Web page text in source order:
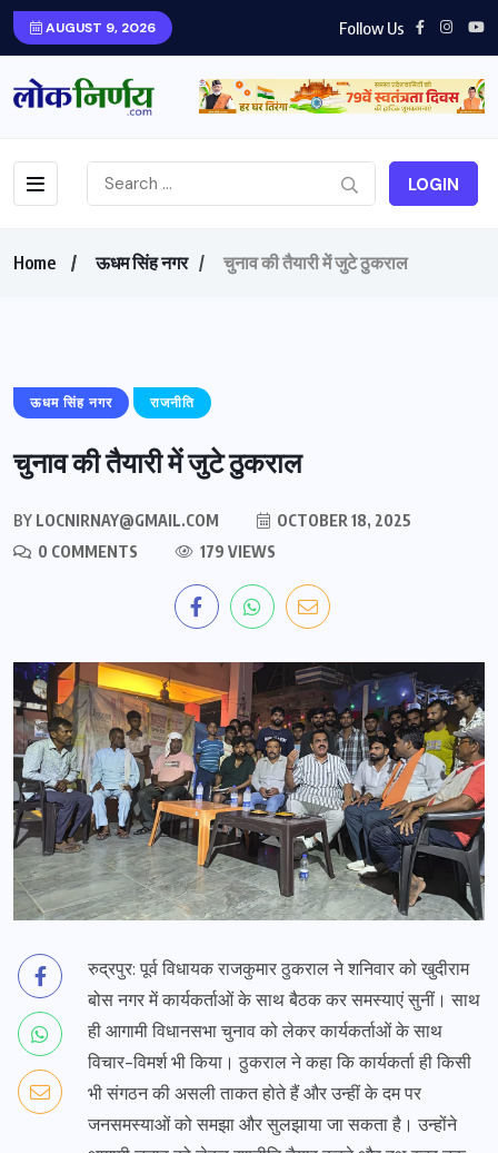
AUGUST 9, 2026 Follow Us
LOGIN
Home ऊधम सिंह नगर चुनाव की तैयारी में जुटे ठुकराल
ऊधम सिंह नगर राजनीति
चुनाव की तैयारी में जुटे ठुकराल
BY LOCNIRNAY@GMAIL.COM
OCTOBER 18, 2025
0 COMMENTS
179 VIEWS
रुद्रपुर: पूर्व विधायक राजकुमार ठुकराल ने शनिवार को खुदीराम
बोस नगर में कार्यकर्ताओं के साथ बैठक कर समस्याएं सुनीं। साथ
ही आगामी विधानसभा चुनाव को लेकर कार्यकर्ताओं के साथ
विचार-विमर्श भी किया। ठुकराल ने कहा कि कार्यकर्ता ही किसी
भी संगठन की असली ताकत होते हैं और उन्हीं के दम पर
जनसमस्याओं को समझा और सुलझाया जा सकता है। उन्होंने